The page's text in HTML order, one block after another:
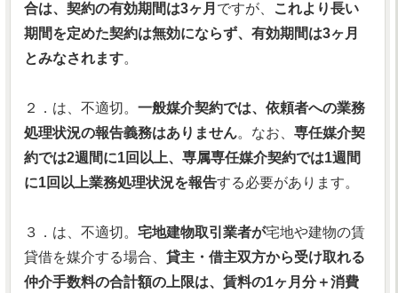
合は、契約の有効期間は3ヶ月 ですが、
これより長い
期間を定めた契約は無効にならず、有効期間は3ヶ月
とみなされます。
２．は、不適切。 一般媒介契約では、依頼者への業務
処理状況の報告義務はありません。なお、 専任媒介契
約では2週間に1回以上、専属専任媒介契約では1週間
に1回以上業務処理状況を報告する必要があります。
３．は、不適切。 宅地建物取引業者が宅地や建物の賃
貸借を媒介する場合、 貸主・借主双方から受け取れる
仲介手数料の合計額の上限は、賃料の1ヶ月分＋消費